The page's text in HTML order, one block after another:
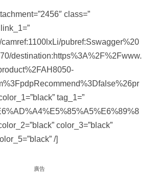
class=”
camref:1100lxLi/pubref:Sswagger%20
destination:https%3A%2F%2Fwww.
tag_1=”
color_3=”black”
/]
廣告